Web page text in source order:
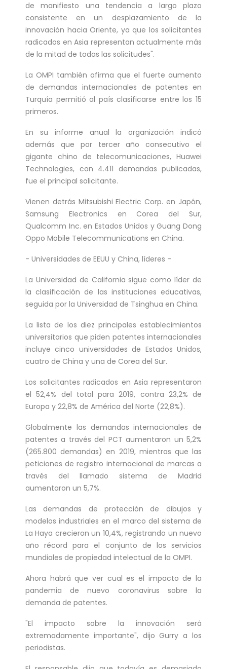
de manifiesto una tendencia a largo plazo
consistente en un desplazamiento de la
innovación hacia Oriente, ya que los solicitantes
radicados en Asia representan actualmente más
de la mitad de todas las solicitudes".
La OMPI también afirma que el fuerte aumento
de demandas internacionales de patentes en
Turquía permitió al país clasificarse entre los 15
primeros.
En su informe anual la organización indicó
además que por tercer año consecutivo el
gigante chino de telecomunicaciones, Huawei
Technologies, con 4.411 demandas publicadas,
fue el principal solicitante.
Vienen detrás Mitsubishi Electric Corp. en Japón,
Samsung Electronics en Corea del Sur,
Qualcomm Inc. en Estados Unidos y Guang Dong
Oppo Mobile Telecommunications en China.
- Universidades de EEUU y China, líderes -
La Universidad de California sigue como líder de
la clasificación de las instituciones educativas,
seguida por la Universidad de Tsinghua en China.
La lista de los diez principales establecimientos
universitarios que piden patentes internacionales
incluye cinco universidades de Estados Unidos,
cuatro de China y una de Corea del Sur.
Los solicitantes radicados en Asia representaron
el 52,4% del total para 2019, contra 23,2% de
Europa y 22,8% de América del Norte (22,8%).
Globalmente las demandas internacionales de
patentes a través del PCT aumentaron un 5,2%
(265.800 demandas) en 2019, mientras que las
peticiones de registro internacional de marcas a
través del llamado sistema de Madrid
aumentaron un 5,7%.
Las demandas de protección de dibujos y
modelos industriales en el marco del sistema de
La Haya crecieron un 10,4%, registrando un nuevo
año récord para el conjunto de los servicios
mundiales de propiedad intelectual de la OMPI.
Ahora habrá que ver cual es el impacto de la
pandemia de nuevo coronavirus sobre la
demanda de patentes.
"El impacto sobre la innovación será
extremadamente importante", dijo Gurry a los
periodistas.